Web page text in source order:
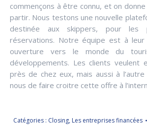
commençons à être connu, et on
partir. Nous testons une nouvelle
destinée aux skippers, pour les
réservations. Notre équipe est à leur
ouverture vers le monde du
développements. Les clients veulent
près de chez eux, mais aussi à
nous de faire croitre cette offre à
Catégories : Closing, Les entreprises financées